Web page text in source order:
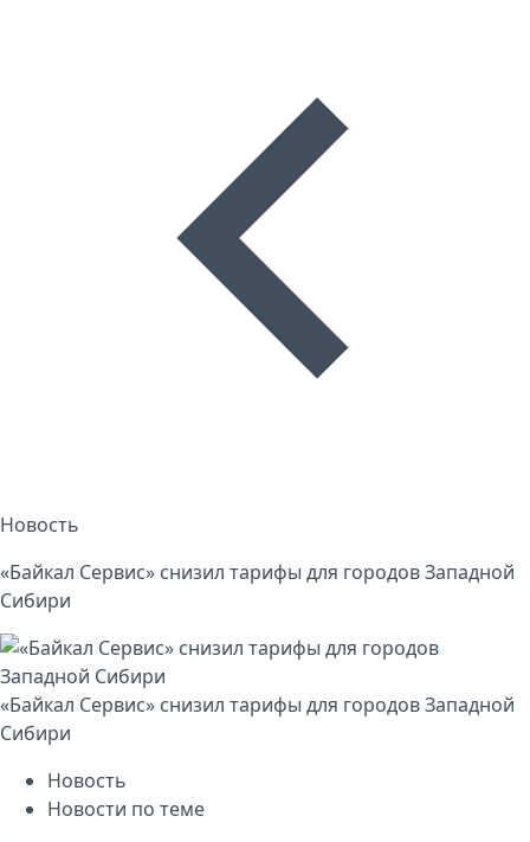
Новость
«Байкал Сервис» снизил тарифы для городов Западной
Сибири
«Байкал Сервис» снизил тарифы для городов Западной
Сибири
Новость
Новости по теме